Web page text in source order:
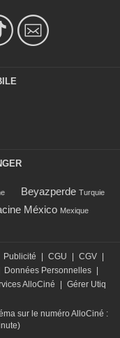
Beyazperde Turquie
México Mexique
Publicité CGU CGV
Données Personnelles
AlloCiné
Gérer Utiq
sur le numéro AlloCiné :